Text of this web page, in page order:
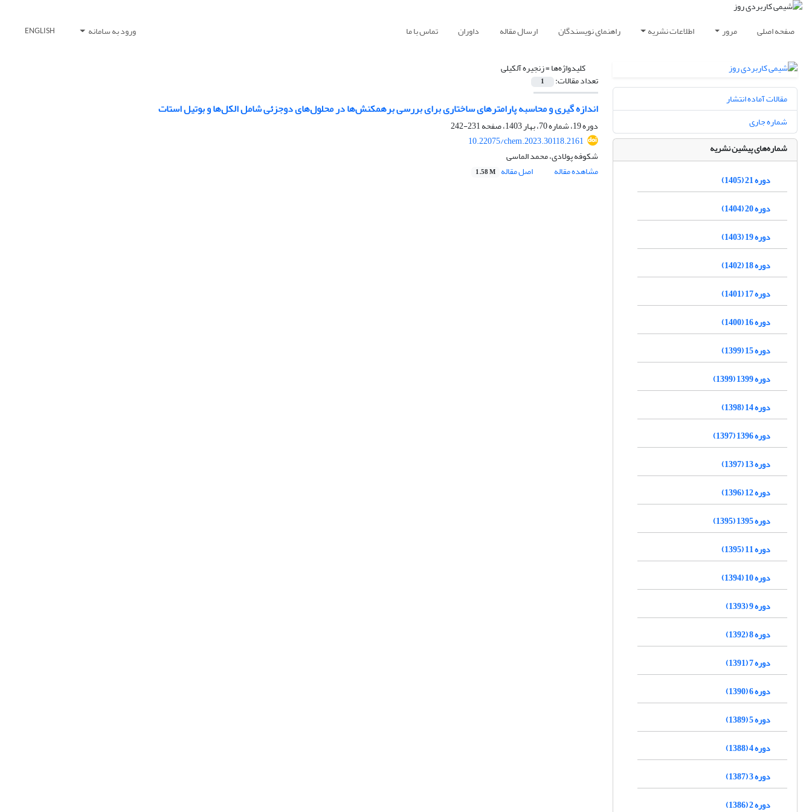
صفحه اصلی مرور اطلاعات نشریه راهنمای نویسندگان ارسال مقاله داوران تماس با ما ورود به سامانه ENGLISH
کلیدواژه‌ها =زنجیره آلکیلی
تعداد مقالات: 1
اندازه گیری و محاسبه پارامترهای ساختاری برای بررسی برهمکنش‌ها در محلول‌های دوجزئی شامل‌ الکل‌ها و بوتیل‌ استات
دوره 19، شماره 70، بهار 1403، صفحه
231-242
10.22075/chem.2023.30118.2161
شکوفه پولادی، محمد الماسی
مشاهده مقاله
اصل مقاله 1.58 M
مقالات آماده انتشار
شماره جاری
شماره‌های پیشین نشریه
دوره 21 (1405)
دوره 20 (1404)
دوره 19 (1403)
دوره 18 (1402)
دوره 17 (1401)
دوره 16 (1400)
دوره 15 (1399)
دوره 1399 (1399)
دوره 14 (1398)
دوره 1396 (1397)
دوره 13 (1397)
دوره 12 (1396)
دوره 1395 (1395)
دوره 11 (1395)
دوره 10 (1394)
دوره 9 (1393)
دوره 8 (1392)
دوره 7 (1391)
دوره 6 (1390)
دوره 5 (1389)
دوره 4 (1388)
دوره 3 (1387)
دوره 2 (1386)